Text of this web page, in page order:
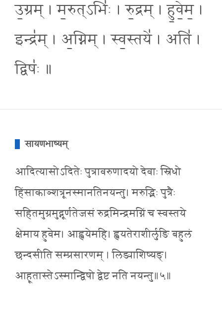
उ॒ग्रम् । म॒रुत्ऽभिः॑ । रु॒द्रम् । हु॒वे॒म॒ ।
इन्द्र॑म् । अ॒ग्निम् । स्व॒स्तये॑ । अति॑ ।
द्विषः॑ ॥
सायणभाष्यम्
आदित्यासोऽदितेः पुत्रावरुणादयो देवाः स्रिधो
हिंसाकाञ्शत्रूनस्मानतिनयन्तु। मरुद्भिः पुत्रैः
सहितमुग्रमुद्गूर्णतेजसं रुद्रमिन्द्रमग्निं च स्वस्तये
क्षेमाय हुवेम। आह्वयेमहि। ह्वयतेराशीर्लुङि बहुलं
छन्दसीति सम्प्रसारणम् । लिङ्याशिष्यङ्।
आहूतास्तेऽस्मान्द्विषो द्वेष्ट नति नयन्तु॥५॥